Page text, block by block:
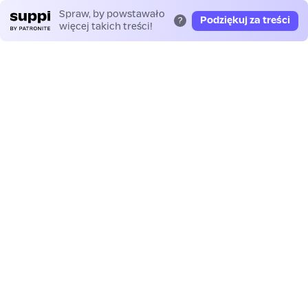
Spraw, by powstawało
więcej takich treści!
? Podziękuj za treści